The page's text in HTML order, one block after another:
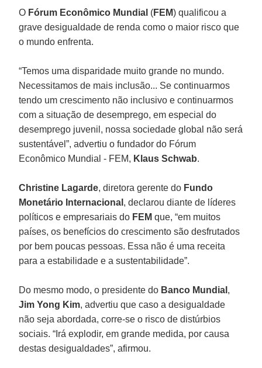
O Fórum Econômico Mundial (FEM) qualificou a
grave desigualdade de renda como o maior risco que
o mundo enfrenta.
“Temos uma disparidade muito grande no mundo.
Necessitamos de mais inclusão... Se continuarmos
tendo um crescimento não inclusivo e continuarmos
com a situação de desemprego, em especial do
desemprego juvenil, nossa sociedade global não será
sustentável”, advertiu o fundador do Fórum
Econômico Mundial - FEM, Klaus Schwab.
Christine Lagarde, diretora gerente do Fundo
Monetário Internacional , declarou diante de líderes
políticos e empresariais do FEM que, “em muitos
países, os benefícios do crescimento são desfrutados
por bem poucas pessoas. Essa não é uma receita
para a estabilidade e a sustentabilidade”.
Do mesmo modo, o presidente do Banco Mundial ,
Jim Yong Kim, advertiu que caso a desigualdade
não seja abordada, corre-se o risco de distúrbios
sociais. “Irá explodir, em grande medida, por causa
destas desigualdades”, afirmou.